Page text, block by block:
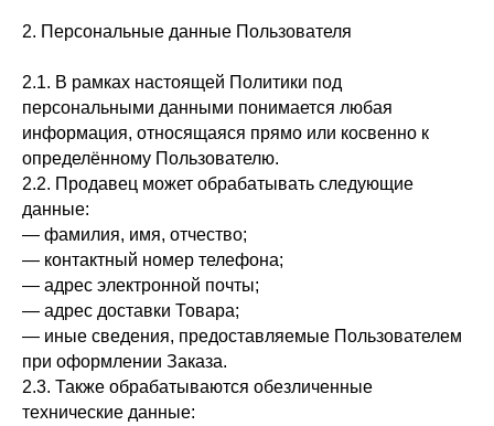
2. Персональные данные Пользователя
2.1. В рамках настоящей Политики под
персональными данными понимается любая
информация, относящаяся прямо или косвенно к
определённому Пользователю.
2.2. Продавец может обрабатывать следующие
данные:
— фамилия, имя, отчество;
— контактный номер телефона;
— адрес электронной почты;
— адрес доставки Товара;
— иные сведения, предоставляемые Пользователем
при оформлении Заказа.
2.3. Также обрабатываются обезличенные
технические данные: